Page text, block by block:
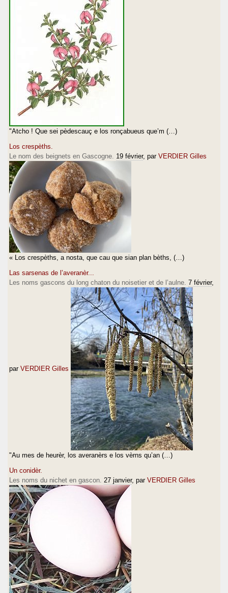
"Atcho ! Que sei pèdescauç e los ronçabueus que’m (…)
Los crespèths.
Le nom des beignets en Gascogne. 19 février, par VERDIER Gilles
« Los crespèths, a nosta, que cau que sian plan bèths, (…)
Las sarsenas de l’averanèr...
Les noms gascons du long chaton du noisetier et de l’aulne. 7 février,
par VERDIER Gilles
"Au mes de heurèr, los averanèrs e los vèrns qu’an (…)
Un conidèr.
Les noms du nichet en gascon. 27 janvier, par VERDIER Gilles